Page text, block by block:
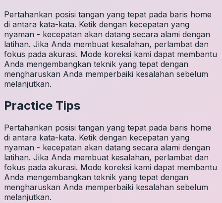
Pertahankan posisi tangan yang tepat pada baris home
di antara kata-kata. Ketik dengan kecepatan yang
nyaman - kecepatan akan datang secara alami dengan
latihan. Jika Anda membuat kesalahan, perlambat dan
fokus pada akurasi. Mode koreksi kami dapat membantu
Anda mengembangkan teknik yang tepat dengan
mengharuskan Anda memperbaiki kesalahan sebelum
melanjutkan.
Practice Tips
Pertahankan posisi tangan yang tepat pada baris home
di antara kata-kata. Ketik dengan kecepatan yang
nyaman - kecepatan akan datang secara alami dengan
latihan. Jika Anda membuat kesalahan, perlambat dan
fokus pada akurasi. Mode koreksi kami dapat membantu
Anda mengembangkan teknik yang tepat dengan
mengharuskan Anda memperbaiki kesalahan sebelum
melanjutkan.